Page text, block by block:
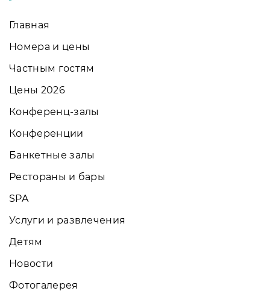
Главная
Номера и цены
Частным гостям
Цены 2026
Конференц-залы
Конференции
Банкетные залы
Рестораны и бары
SPA
Услуги и развлечения
Детям
Новости
Фотогалерея